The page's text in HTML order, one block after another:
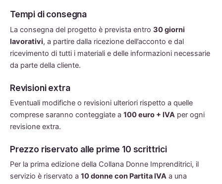
Tempi di consegna
La consegna del progetto è prevista entro 30 giorni
lavorativi, a partire dalla ricezione dell’acconto e dal
ricevimento di tutti i materiali e delle informazioni necessarie
da parte della cliente.
Revisioni extra
Eventuali modifiche o revisioni ulteriori rispetto a quelle
comprese saranno conteggiate a 100 euro + IVA per ogni
revisione extra.
Prezzo riservato alle prime 10 scrittrici
Per la prima edizione della Collana Donne Imprenditrici, il
servizio è riservato a 10 donne con Partita IVA a una